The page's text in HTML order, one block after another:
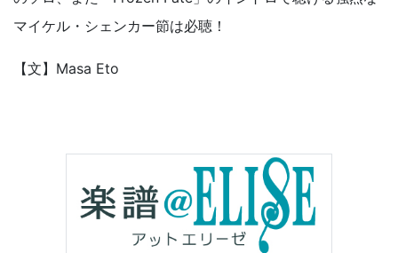
マイケル・シェンカー節は必聴！
【文】Masa Eto